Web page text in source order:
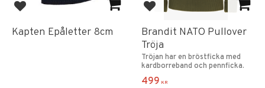
Lägg till i favoriter
Kapten Epåletter 8cm
Lägg till i favoriter
Brandit NATO Pullover
Tröja
Tröjan har en bröstficka med
kardborreband och pennficka.
499 KR